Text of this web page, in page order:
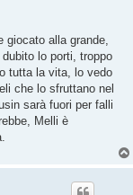
giocato alla grande,
lo porti, troppo
tutta la vita, lo vedo
che lo sfruttano nel
sarà fuori per falli
Melli è